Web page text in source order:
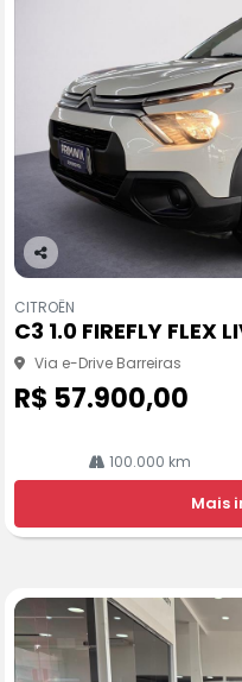
Co
pa
rtil
he
CITROËN
C3 1.0 FIREFLY FLEX
Via e-Drive Barreiras
R$ 57.900,00
100.000 km
Mais